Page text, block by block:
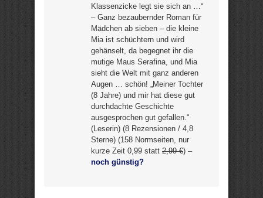
Klassenzicke legt sie sich an …“
– Ganz bezaubernder Roman für
Mädchen ab sieben – die kleine
Mia ist schüchtern und wird
gehänselt, da begegnet ihr die
mutige Maus Serafina, und Mia
sieht die Welt mit ganz anderen
Augen … schön! „Meiner Tochter
(8 Jahre) und mir hat diese gut
durchdachte Geschichte
ausgesprochen gut gefallen.“
(Leserin) (8 Rezensionen / 4,8
Sterne) (158 Normseiten, nur
kurze Zeit 0,99 statt 2,99 €) –
noch günstig?